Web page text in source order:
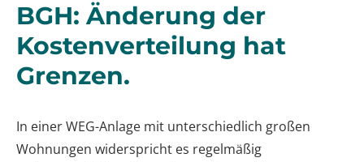
BGH: Änderung der
Kostenverteilung hat
Grenzen.
In einer WEG-Anlage mit unterschiedlich großen
Wohnungen widerspricht es regelmäßig